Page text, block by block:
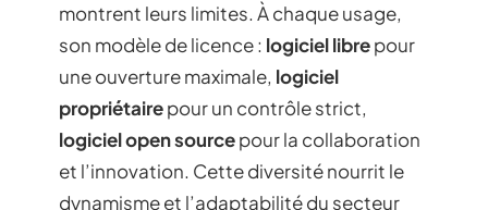
montrent leurs limites. À chaque usage,
son modèle de licence : logiciel librepour
une ouverture maximale, logiciel
propriétairepour un contrôle strict,
logiciel open sourcepour la collaboration
et l’innovation. Cette diversité nourrit le
dynamisme et l’adaptabilité du secteur